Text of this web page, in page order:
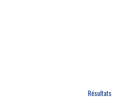
Résultats